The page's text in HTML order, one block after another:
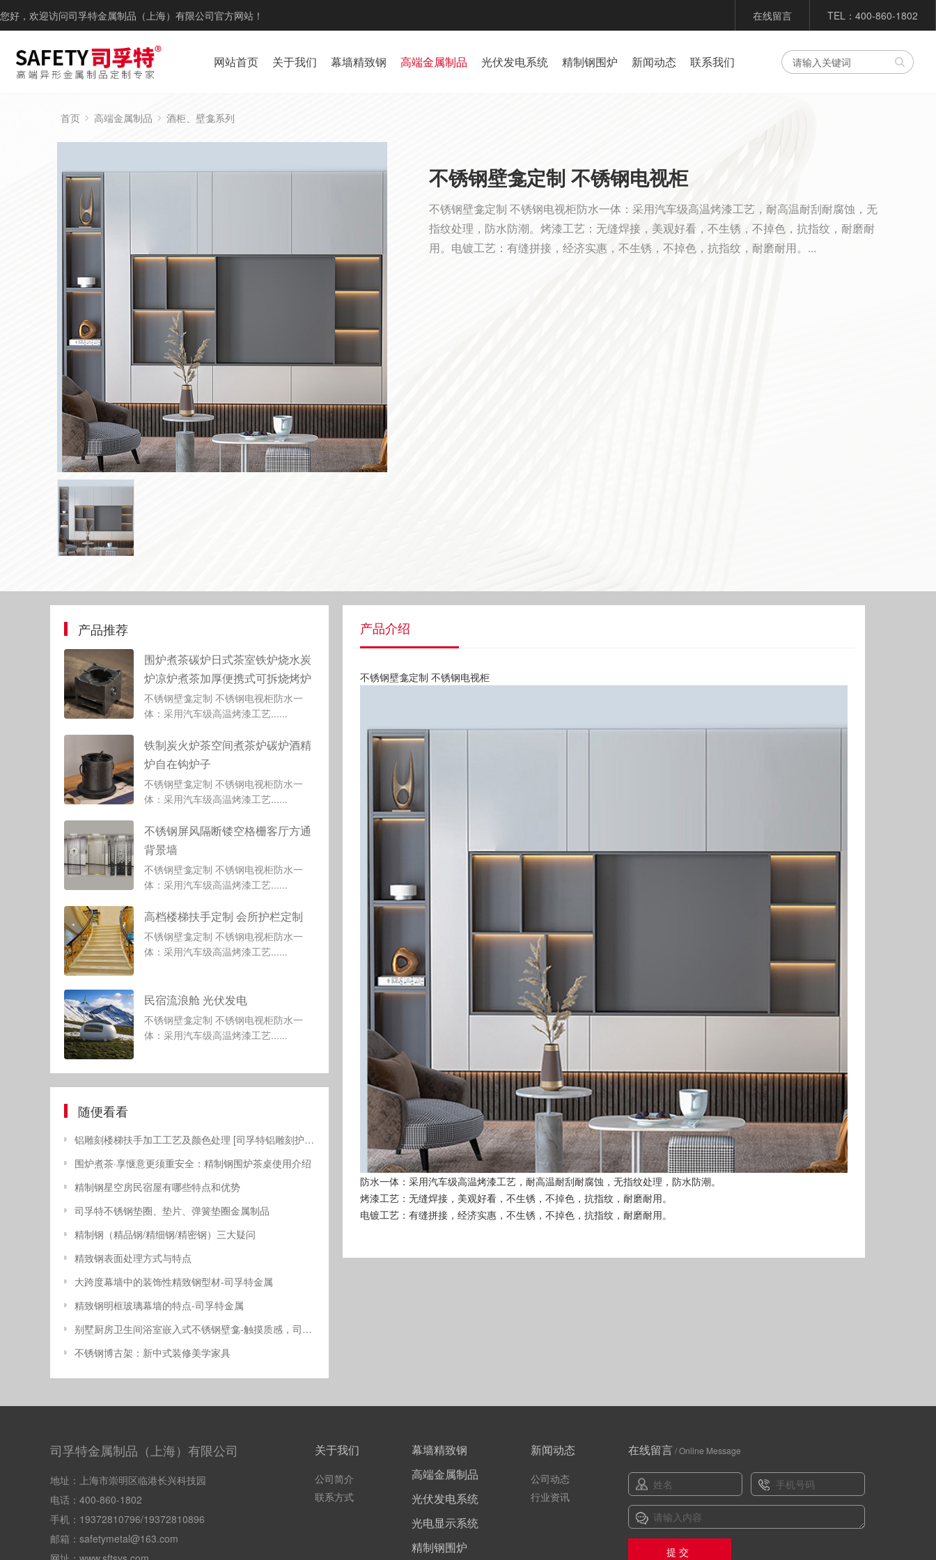
您好，欢迎访问司孚特金属制品（上海）有限公司官方网站！ 在线留言 TEL：400-860-1802
网站首页 关于我们 幕墙精致钢 高端金属制品 光伏发电系统 精制钢围炉 新闻动态 联系我们
首页 高端金属制品 酒柜、壁龛系列
不锈钢壁龛定制 不锈钢电视柜
不锈钢壁龛定制 不锈钢电视柜防水一体：采用汽车级高温烤漆工艺，耐高温耐刮耐腐蚀，无
指纹处理，防水防潮。烤漆工艺：无缝焊接，美观好看，不生锈，不掉色，抗指纹，耐磨耐
用。电镀工艺：有缝拼接，经济实惠，不生锈，不掉色，抗指纹，耐磨耐用。...
产品推荐
围炉煮茶碳炉日式茶室铁炉烧水炭
炉凉炉煮茶加厚便携式可拆烧烤炉
不锈钢壁龛定制 不锈钢电视柜防水一
体：采用汽车级高温烤漆工艺......
铁制炭火炉茶空间煮茶炉碳炉酒精
炉自在钩炉子
不锈钢壁龛定制 不锈钢电视柜防水一
体：采用汽车级高温烤漆工艺......
不锈钢屏风隔断镂空格栅客厅方通
背景墙
不锈钢壁龛定制 不锈钢电视柜防水一
体：采用汽车级高温烤漆工艺......
高档楼梯扶手定制 会所护栏定制
不锈钢壁龛定制 不锈钢电视柜防水一
体：采用汽车级高温烤漆工艺......
民宿流浪舱 光伏发电
不锈钢壁龛定制 不锈钢电视柜防水一
体：采用汽车级高温烤漆工艺......
随便看看
铝雕刻楼梯扶手加工工艺及颜色处理 [司孚特铝雕刻护栏]
围炉煮茶·享惬意更须重安全：精制钢围炉茶桌使用介绍
精制钢星空房民宿屋有哪些特点和优势
司孚特不锈钢垫圈、垫片、弹簧垫圈金属制品
精制钢（精品钢/精细钢/精密钢）三大疑问
精致钢表面处理方式与特点
大跨度幕墙中的装饰性精致钢型材-司孚特金属
精致钢明框玻璃幕墙的特点-司孚特金属
别墅厨房卫生间浴室嵌入式不锈钢壁龛-触摸质感，司孚特品质生活
不锈钢博古架：新中式装修美学家具
产品介绍
不锈钢壁龛定制 不锈钢电视柜
防水一体：采用汽车级高温烤漆工艺，耐高温耐刮耐腐蚀，无指纹处理，防水防潮。
烤漆工艺：无缝焊接，美观好看，不生锈，不掉色，抗指纹，耐磨耐用。
电镀工艺：有缝拼接，经济实惠，不生锈，不掉色，抗指纹，耐磨耐用。
司孚特金属制品（上海）有限公司
地址：上海市崇明区临港长兴科技园
电话：400-860-1802
手机：19372810796/19372810896
邮箱：safetymetal@163.com
关于我们
公司简介
联系方式
幕墙精致钢
高端金属制品
光伏发电系统
光电显示系统
精制钢围炉
新闻动态
公司动态
行业资讯
在线留言 / Online Message